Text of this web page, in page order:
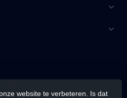
website te verbeteren. Is dat